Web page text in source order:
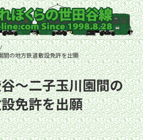
間の地方鉄道敷設免許を出願
〜二子玉川園間の
免許を出願